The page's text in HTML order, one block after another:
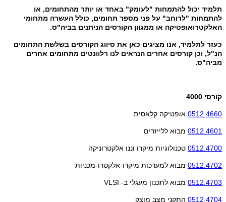
תלמיד יכול להתמחות "לעומק" באחד או יותר מהתחומים, או
להתמחות "לרוחב" על פני מספר תחומים, כולל העשרה מתחומי
האלקטרואופטיקה או ממגוון הקורסים הניתנים בביה"ס.
כעזר לתלמיד, אנו מציגים כאן את סיווג הקורסים בשלשת התחומים
הנ"ל, וכן קורסים אחרים הנראים לנו רלוונטים מתחומים אחרים
מביה"ס.
קורסי 4000
0512.4660 אופטיקה קלאסית
0512.4601 מבוא ללייזרים
0512.4700 טכנולוגיות מיקרו וננו אלקטרוניקה
0512.4702 מבוא למערכות מיקרו-אלקטרו-מכניות
0512.4703 מבוא לתכנון מעגלי ב- VLSI
0512.4704 התקני מצב מוצק